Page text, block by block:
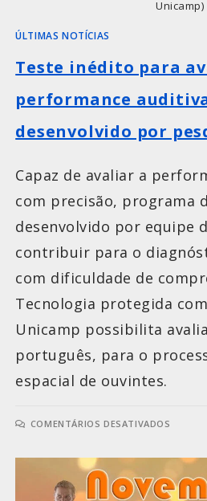
Unicamp)
ÚLTIMAS NOTÍCIAS
Teste inédito para
performance
desenvolvido por
Capaz de avaliar a
com precisão, programa
desenvolvido por equipe
contribuir para o
com dificuldade de
Tecnologia protegida
Unicamp possibilita
português, para o
espacial de ouvintes.
COMENTÁRIOS DESATIVADOS